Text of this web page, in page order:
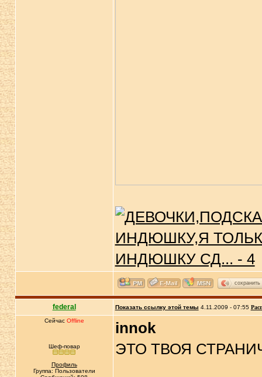
сохранить
federal Показать ссылку этой темы 4.11.2009 - 07:55
Сейчас Offline
Шеф-повар
Профиль
Группа: Пользователи
innok
ЭТО ТВОЯ